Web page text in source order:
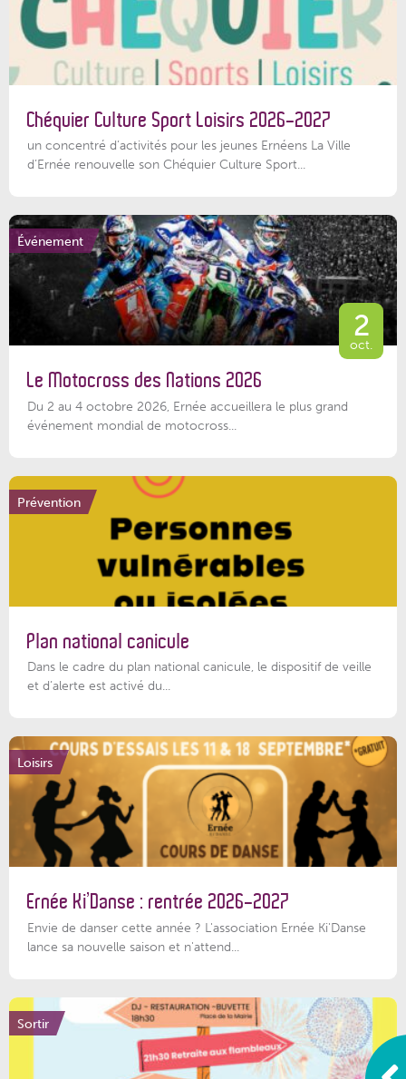
Chéquier Culture Sport Loisirs 2026-2027
un concentré d’activités pour les jeunes Ernéens La Ville
d’Ernée renouvelle son Chéquier Culture Sport...
Événement
2
oct.
Le Motocross des Nations 2026
Du 2 au 4 octobre 2026, Ernée accueillera le plus grand
événement mondial de motocross...
Prévention
Plan national canicule
Dans le cadre du plan national canicule, le dispositif de veille
et d’alerte est activé du...
Loisirs
Ernée Ki’Danse : rentrée 2026-2027
Envie de danser cette année ? L'association Ernée Ki'Danse
lance sa nouvelle saison et n'attend...
Sortir